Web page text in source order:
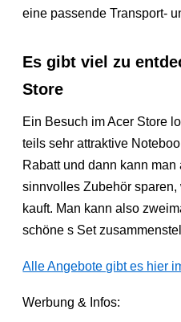
eine passende Transport-
Es gibt viel zu
Store
Ein Besuch im Acer Store
teils sehr attraktive
Rabatt und dann kann
sinnvolles Zubehör
kauft. Man kann also
schöne s Set
Alle Angebote gibt es hier
Werbung & Infos: